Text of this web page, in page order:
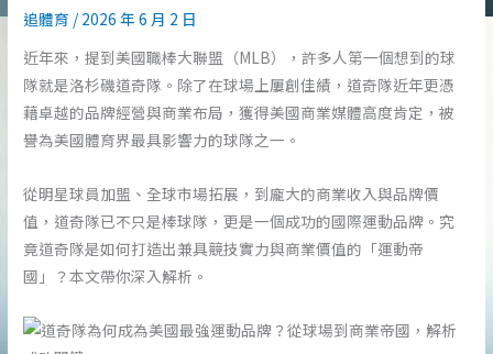
追體育 / 2026 年 6 月 2 日
近年來，提到美國職棒大聯盟（MLB），許多人第一個想到的球
隊就是洛杉磯道奇隊。除了在球場上屢創佳績，道奇隊近年更憑
藉卓越的品牌經營與商業布局，獲得美國商業媒體高度肯定，被
譽為美國體育界最具影響力的球隊之一。
從明星球員加盟、全球市場拓展，到龐大的商業收入與品牌價
值，道奇隊已不只是棒球隊，更是一個成功的國際運動品牌。究
竟道奇隊是如何打造出兼具競技實力與商業價值的「運動帝
國」？本文帶你深入解析。